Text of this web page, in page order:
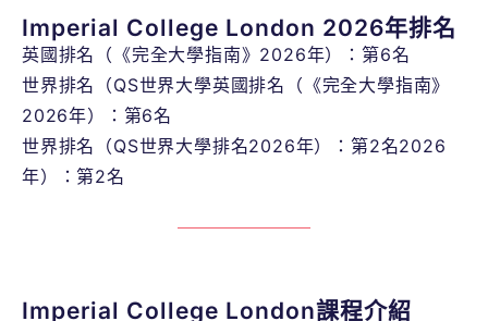
Imperial College London 2026年排名
英國排名（《完全大學指南》2026年）：第6名
世界排名（QS世界大學英國排名（《完全大學指南》
2026年）：第6名
世界排名（QS世界大學排名2026年）：第2名2026
年）：第2名
Imperial College London課程介紹